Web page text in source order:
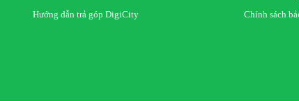
Hướng dẫn trả góp DigiCity
Chính sách